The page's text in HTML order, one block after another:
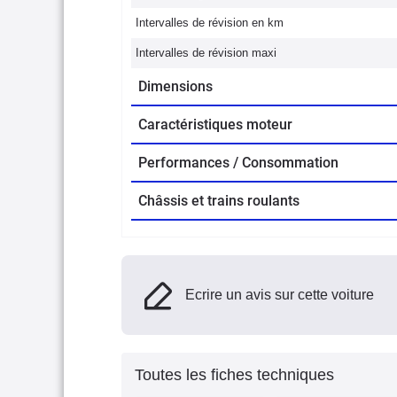
Intervalles de révision en km
Intervalles de révision maxi
Dimensions
Caractéristiques moteur
Performances / Consommation
Châssis et trains roulants
Ecrire un avis sur cette voiture
Toutes les fiches techniques